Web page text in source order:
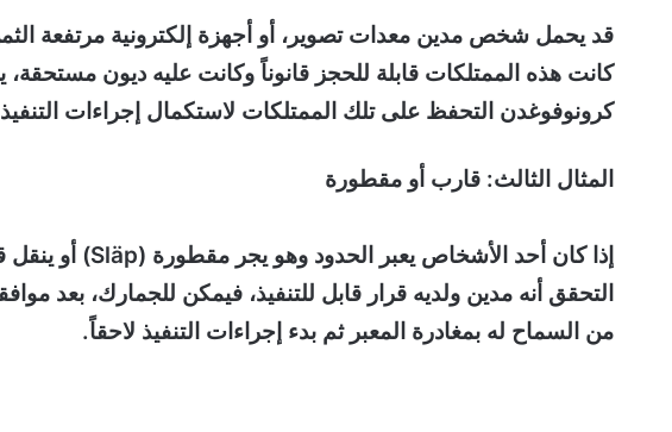
قد يحمل شخص مدين معدات تصوير، أو أجهزة إلكترونية مرتفعة
كانت هذه الممتلكات قابلة للحجز قانوناً وكانت عليه ديون
كرونوفوغدن التحفظ على تلك الممتلكات لاستكمال إجراءات
المثال الثالث: قارب أو مقطورة
التحقق أنه مدين ولديه قرار قابل للتنفيذ، فيمكن للجمارك، بعد
من السماح له بمغادرة المعبر ثم بدء إجراءات التنفيذ لاحقاً.